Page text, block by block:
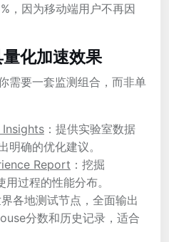
，因为移动端用户不再因
化加速效果
需要一套监测组合，而非单
：提供实验室数据
明确的优化建议。
Report ：挖掘
过程的性能分布。
各地测试节点，全面输出
分数和历史记录，适合